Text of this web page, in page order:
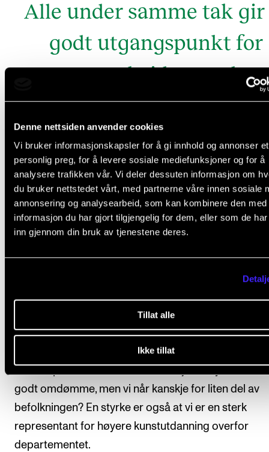
Denne nettsiden anvender cookies
Vi bruker informasjonskapsler for å gi innhold og annonser et
personlig preg, for å levere sosiale mediefunksjoner og for å
analysere trafikken vår. Vi deler dessuten informasjon om
du bruker nettstedet vårt, med partnerne våre innen sosiale
annonsering og analysearbeid, som kan kombinere den med
informasjon du har gjort tilgjengelig for dem, eller som de
inn gjennom din bruk av tjenestene deres.
Tillat alle
Ikke tillat
Alle under samme tak
godt utgangspunkt for
samarbeid og godt
arbeidsmiljø, men
trangboddheten går ut
de sosiale og faglige
møteplassene.
Poeng fra diskusjonene om organisasjon og infrastruktur
I dialog med omverdenen
Det pekes på vår solide nasjonale posisjon, som
mange samarbeidsmuligheter. Dette er også en
godt omdømme, men vi når kanskje for liten del av
befolkningen? En styrke er også at vi er en sterk
representant for høyere kunstutdanning overfor
departementet.